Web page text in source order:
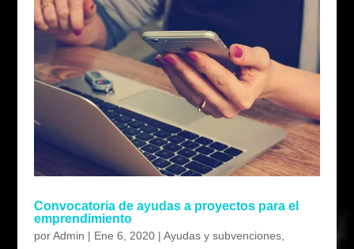
Convocatoria de ayudas a proyectos para el
emprendimiento
porAdmin | Ene 6, 2020| Ayudas y subvenciones,